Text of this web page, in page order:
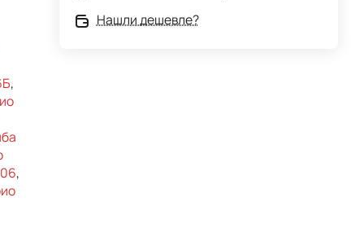
,
,
Нашли дешевле?